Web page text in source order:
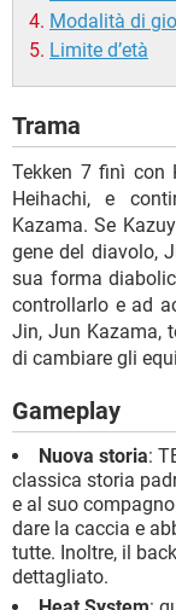
Modalità di
Limite d’età
Trama
Tekken 7 finì con
Heihachi, e
Kazama. Se
gene del diavolo,
sua forma
controllarlo e ad
Jin, Jun Kazama,
di cambiare gli
Gameplay
Nuova storia:
classica storia
e al suo
dare la caccia e
tutte. Inoltre, il
dettagliato.